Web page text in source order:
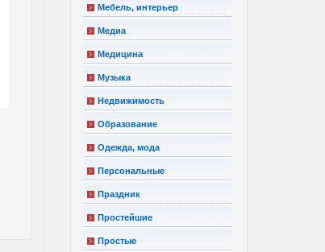
Мебель, интерьер
Медиа
Медицина
Музыка
Недвижимость
Образование
Одежда, мода
Персональные
Праздник
Простейшие
Простые